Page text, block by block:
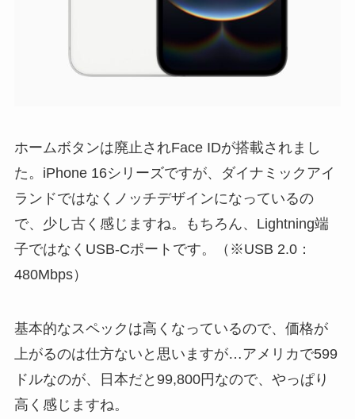
ホームボタンは廃止されFace IDが搭載されまし
た。iPhone 16シリーズですが、ダイナミックアイ
ランドではなくノッチデザインになっているの
で、少し古く感じますね。もちろん、Lightning端
子ではなくUSB-Cポートです。（※USB 2.0：
480Mbps）
基本的なスペックは高くなっているので、価格が
上がるのは仕方ないと思いますが…アメリカで599
ドルなのが、日本だと99,800円なので、やっぱり
高く感じますね。